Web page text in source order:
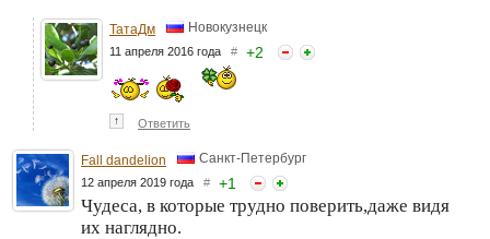
ТатаДм Новокузнецк
11 апреля 2016 года # +2
↑ Ответить
Fall dandelion Санкт-Петербург
12 апреля 2019 года # +1
Чудеса, в которые трудно поверить,даже видя
их наглядно.